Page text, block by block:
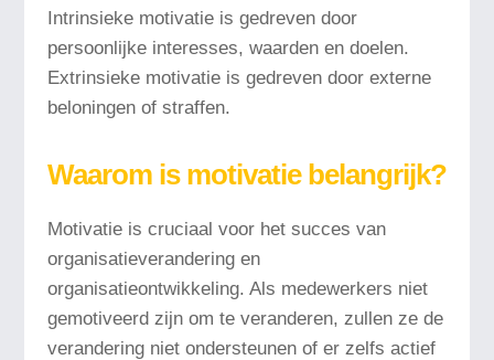
Intrinsieke motivatie is gedreven door
persoonlijke interesses, waarden en doelen.
Extrinsieke motivatie is gedreven door externe
beloningen of straffen.
Waarom is motivatie belangrijk?
Motivatie is cruciaal voor het succes van
organisatieverandering en
organisatieontwikkeling. Als medewerkers niet
gemotiveerd zijn om te veranderen, zullen ze de
verandering niet ondersteunen of er zelfs actief